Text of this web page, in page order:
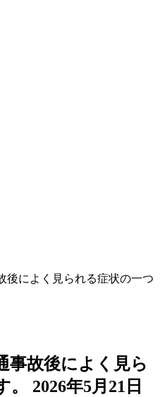
後によく見られる症状の一つ
事故後によく見ら
2026年5月21日